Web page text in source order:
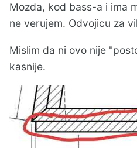
Mozda, kod bass-a i ima
ne verujem. Odvojicu za
Mislim da ni ovo nije
kasnije.